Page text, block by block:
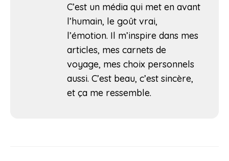
C’est un média qui met en avant
l’humain, le goût vrai,
l’émotion. Il m’inspire dans mes
articles, mes carnets de
voyage, mes choix personnels
aussi. C’est beau, c’est sincère,
et ça me ressemble.